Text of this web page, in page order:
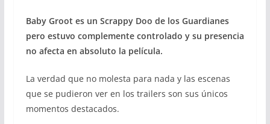
Baby Groot es un Scrappy Doo de los Guardianes
pero estuvo complemente controlado y su presencia
no afecta en absoluto la película.
La verdad que no molesta para nada y las escenas
que se pudieron ver en los trailers son sus únicos
momentos destacados.